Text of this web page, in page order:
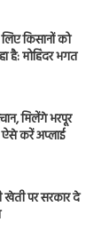
किसानों को
है: मोहिंदर भगत
मिलेंगे भरपूर
ऐसे करें अप्लाई
पर सरकार दे